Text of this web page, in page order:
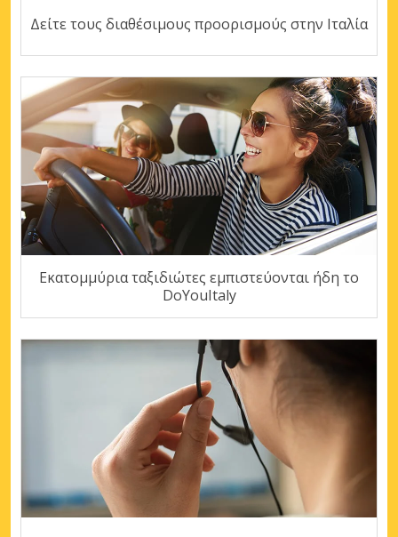
Δείτε τους διαθέσιμους προορισμούς στην Ιταλία
Εκατομμύρια ταξιδιώτες εμπιστεύονται ήδη το
DoYouItaly